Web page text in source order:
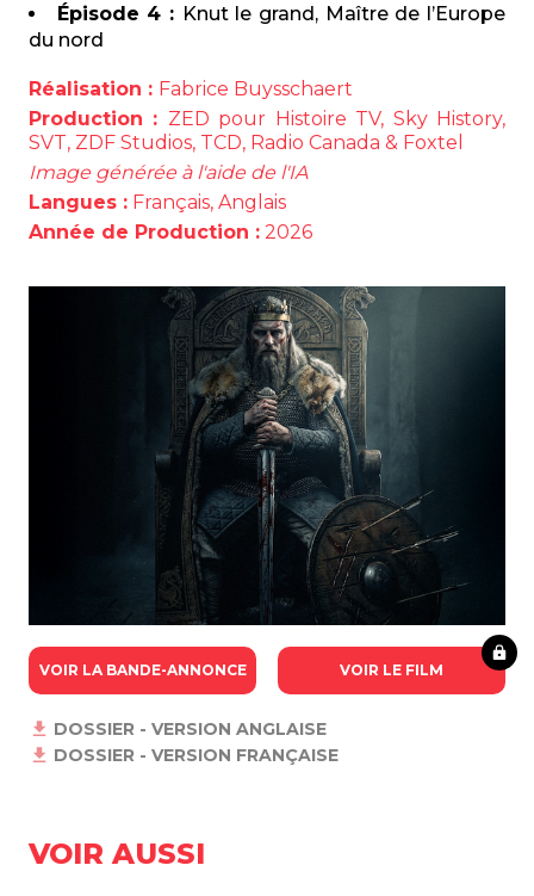
Épisode 4 : Knut le grand, Maître de l’Europe
du nord
Réalisation : Fabrice Buysschaert
Production : ZED pour Histoire TV, Sky History,
SVT, ZDF Studios, TCD, Radio Canada & Foxtel
Image générée à l'aide de l'IA
Langues : Français, Anglais
Année de Production : 2026
VOIR LA BANDE-ANNONCE VOIR LE FILM
DOSSIER - VERSION ANGLAISE
DOSSIER - VERSION FRANÇAISE
VOIR AUSSI